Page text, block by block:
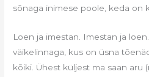
sõnaga inimese poole, keda on
Loen ja imestan. Imestan ja
väikelinnaga, kus on üsna
kõiki. Ühest küljest ma saan aru